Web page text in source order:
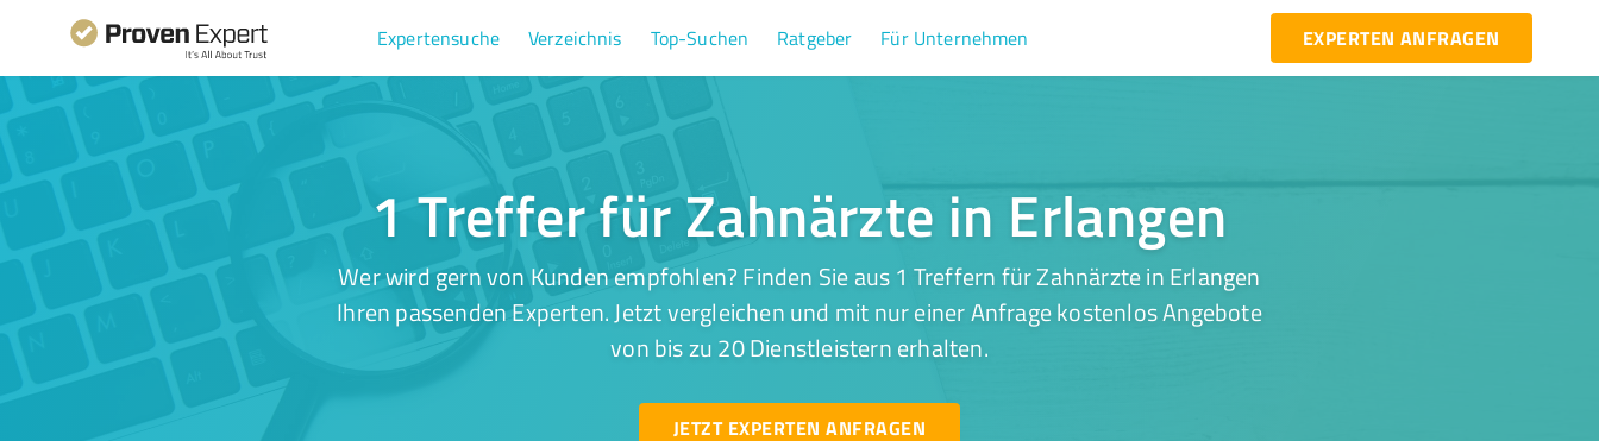
Expertensuche Verzeichnis Top-Suchen Ratgeber Für Unternehmen EXPERTEN ANFRAGEN
1 Treffer für Zahnärzte in Erlangen
Wer wird gern von Kunden empfohlen? Finden Sie aus 1 Treffern für Zahnärzte in Erlangen
Ihren passenden Experten. Jetzt vergleichen und mit nur einer Anfrage kostenlos Angebote
von bis zu 20 Dienstleistern erhalten.
JETZT EXPERTEN ANFRAGEN